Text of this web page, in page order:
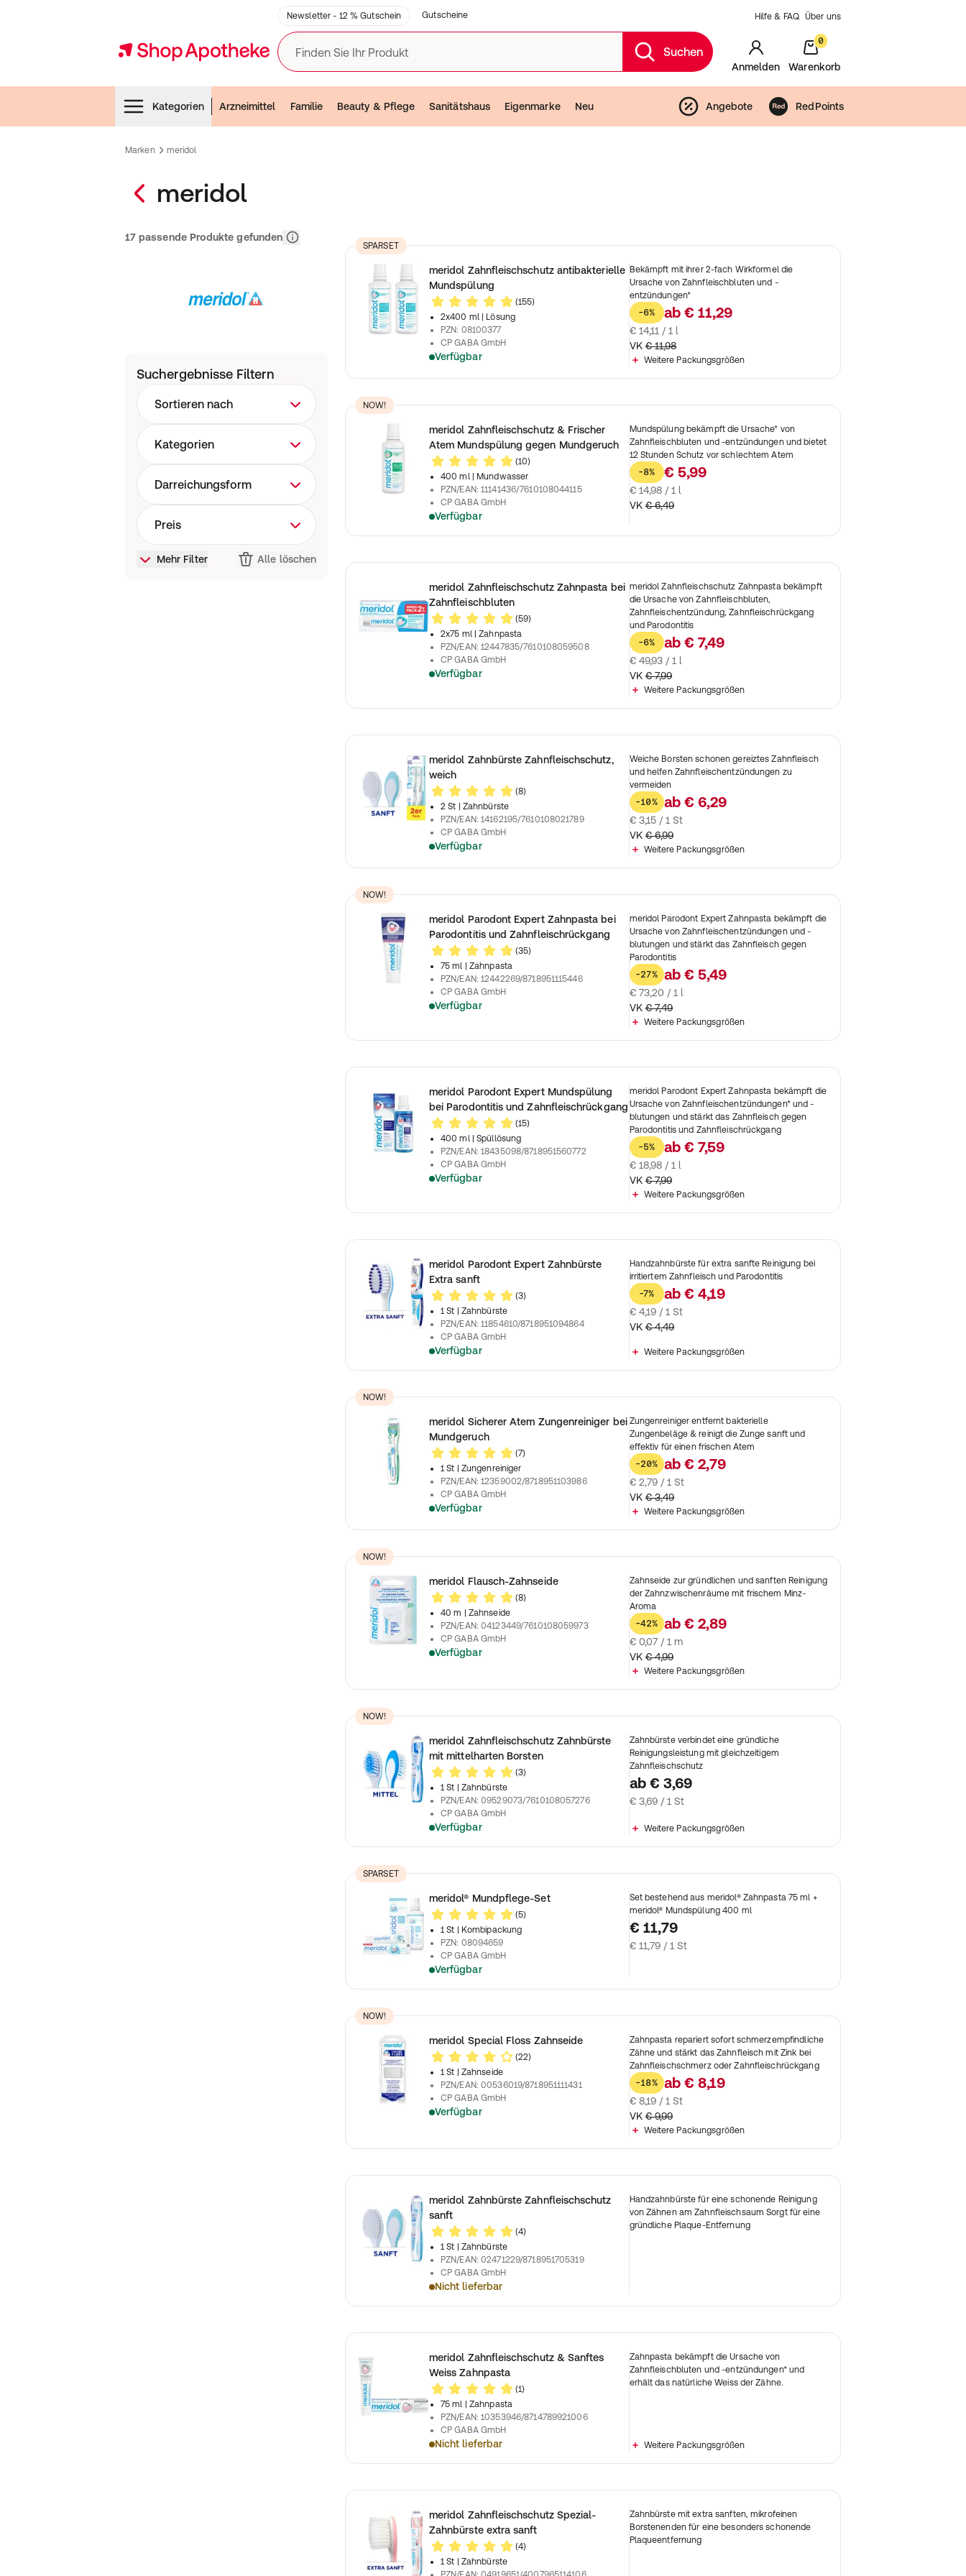
Newsletter - 12 % Gutschein Gutscheine Hilfe & FAQ Über uns
Finden Sie Ihr Produkt Suchen
Anmelden
0
Warenkorb
Kategorien
Arzneimittel Familie Beauty & Pflege Sanitätshaus Eigenmarke Neu Angebote RedPoints
Marken meridol
meridol
17 passende Produkte gefundenRelevanz
Suchergebnisse Filtern
Sortieren nach
Kategorien
Darreichungsform
Preis
Mehr Filter Alle löschen
SPARSET
meridol Zahnfleischschutz antibakterielle
Mundspülung
(155)
2x400 ml
| Lösung
PZN: 08100377
CP GABA GmbH
Verfügbar
Bekämpft mit ihrer 2-fach Wirkformel die
Ursache von Zahnfleischbluten und -
entzündungen*
-6%
ab € 11,29
€ 14,11 / 1 l
VK € 11,98
Weitere Packungsgrößen
NOW!
meridol Zahnfleischschutz & Frischer
Atem Mundspülung gegen Mundgeruch
(10)
400 ml
| Mundwasser
PZN/EAN:11141436/7610108044115
CP GABA GmbH
Verfügbar
Mundspülung bekämpft die Ursache* von
Zahnfleischbluten und -entzündungen und bietet
12 Stunden Schutz vor schlechtem Atem
-8%
€ 5,99
€ 14,98 / 1 l
VK € 6,49
meridol Zahnfleischschutz Zahnpasta bei
Zahnfleischbluten
(59)
2x75 ml
| Zahnpasta
PZN/EAN:12447835/7610108059508
CP GABA GmbH
Verfügbar
meridol Zahnfleischschutz Zahnpasta bekämpft
die Ursache von Zahnfleischbluten,
Zahnfleischentzündung, Zahnfleischrückgang
und Parodontitis
-6%
ab € 7,49
€ 49,93 / 1 l
VK € 7,99
Weitere Packungsgrößen
meridol Zahnbürste Zahnfleischschutz,
weich
(8)
2 St
| Zahnbürste
PZN/EAN:14162195/7610108021789
CP GABA GmbH
Verfügbar
Weiche Borsten schonen gereiztes Zahnfleisch
und helfen Zahnfleischentzündungen zu
vermeiden
-10%
ab € 6,29
€ 3,15 / 1 St
VK € 6,99
Weitere Packungsgrößen
NOW!
meridol Parodont Expert Zahnpasta bei
Parodontitis und Zahnfleischrückgang
(35)
75 ml
| Zahnpasta
PZN/EAN:12442269/8718951115446
CP GABA GmbH
Verfügbar
meridol Parodont Expert Zahnpasta bekämpft die
Ursache von Zahnfleischentzündungen und -
blutungen und stärkt das Zahnfleisch gegen
Parodontitis
-27%
ab € 5,49
€ 73,20 / 1 l
VK € 7,49
Weitere Packungsgrößen
meridol Parodont Expert Mundspülung
bei Parodontitis und Zahnfleischrückgang
(15)
400 ml
| Spüllösung
PZN/EAN:18435098/8718951560772
CP GABA GmbH
Verfügbar
meridol Parodont Expert Zahnpasta bekämpft die
Ursache von Zahnfleischentzündungen* und -
blutungen und stärkt das Zahnfleisch gegen
Parodontitis und Zahnfleischrückgang
-5%
ab € 7,59
€ 18,98 / 1 l
VK € 7,99
Weitere Packungsgrößen
meridol Parodont Expert Zahnbürste
Extra sanft
(3)
1 St
| Zahnbürste
PZN/EAN:11854610/8718951094864
CP GABA GmbH
Verfügbar
Handzahnbürste für extra sanfte Reinigung bei
irritiertem Zahnfleisch und Parodontitis
-7%
ab € 4,19
€ 4,19 / 1 St
VK € 4,49
Weitere Packungsgrößen
NOW!
meridol Sicherer Atem Zungenreiniger bei
Mundgeruch
(7)
1 St
| Zungenreiniger
PZN/EAN:12359002/8718951103986
CP GABA GmbH
Verfügbar
Zungenreiniger entfernt bakterielle
Zungenbeläge & reinigt die Zunge sanft und
effektiv für einen frischen Atem
-20%
ab € 2,79
€ 2,79 / 1 St
VK € 3,49
Weitere Packungsgrößen
NOW!
meridol Flausch-Zahnseide
(8)
40 m
| Zahnseide
PZN/EAN:04123449/7610108059973
CP GABA GmbH
Verfügbar
Zahnseide zur gründlichen und sanften Reinigung
der Zahnzwischenräume mit frischem Minz-
Aroma
-42%
ab € 2,89
€ 0,07 / 1 m
VK € 4,99
Weitere Packungsgrößen
NOW!
meridol Zahnfleischschutz Zahnbürste
mit mittelharten Borsten
(3)
1 St
| Zahnbürste
PZN/EAN:09529073/7610108057276
CP GABA GmbH
Verfügbar
Zahnbürste verbindet eine gründliche
Reinigungsleistung mit gleichzeitigem
Zahnfleischschutz
ab € 3,69
€ 3,69 / 1 St
Weitere Packungsgrößen
SPARSET
meridol® Mundpflege-Set
(5)
1 St
| Kombipackung
PZN: 08094659
CP GABA GmbH
Verfügbar
Set bestehend aus meridol® Zahnpasta 75 ml +
meridol® Mundspülung 400 ml
€ 11,79
€ 11,79 / 1 St
NOW!
meridol Special Floss Zahnseide
(22)
1 St
| Zahnseide
PZN/EAN:00536019/8718951111431
CP GABA GmbH
Verfügbar
Zahnpasta repariert sofort schmerzempfindliche
Zähne und stärkt das Zahnfleisch mit Zink bei
Zahnfleischschmerz oder Zahnfleischrückgang
-18%
ab € 8,19
€ 8,19 / 1 St
VK € 9,99
Weitere Packungsgrößen
meridol Zahnbürste Zahnfleischschutz
sanft
(4)
1 St
| Zahnbürste
PZN/EAN:02471229/8718951705319
CP GABA GmbH
Nicht lieferbar
Handzahnbürste für eine schonende Reinigung
von Zähnen am Zahnfleischsaum Sorgt für eine
gründliche Plaque-Entfernung
meridol Zahnfleischschutz & Sanftes
Weiss Zahnpasta
(1)
75 ml
| Zahnpasta
PZN/EAN:10353946/8714789921006
CP GABA GmbH
Nicht lieferbar
Zahnpasta bekämpft die Ursache von
Zahnfleischbluten und -entzündungen* und
erhält das natürliche Weiss der Zähne.
Weitere Packungsgrößen
meridol Zahnfleischschutz Spezial-
Zahnbürste extra sanft
(4)
1 St
| Zahnbürste
Zahnbürste mit extra sanften, mikrofeinen
Borstenenden für eine besonders schonende
Plaqueentfernung